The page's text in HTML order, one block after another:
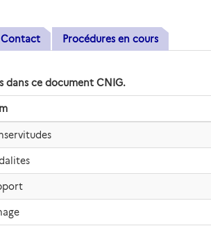
Contact Procédures en cours
dans ce document CNIG.